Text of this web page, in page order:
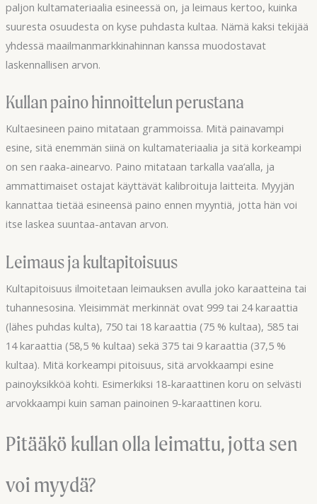
paljon kultamateriaalia esineessä on, ja leimaus kertoo, kuinka
suuresta osuudesta on kyse puhdasta kultaa. Nämä kaksi tekijää
yhdessä maailmanmarkkinahinnan kanssa muodostavat
laskennallisen arvon.
Kullan paino hinnoittelun perustana
Kultaesineen paino mitataan grammoissa. Mitä painavampi
esine, sitä enemmän siinä on kultamateriaalia ja sitä korkeampi
on sen raaka-ainearvo. Paino mitataan tarkalla vaa’alla, ja
ammattimaiset ostajat käyttävät kalibroituja laitteita. Myyjän
kannattaa tietää esineensä paino ennen myyntiä, jotta hän voi
itse laskea suuntaa-antavan arvon.
Leimaus ja kultapitoisuus
Kultapitoisuus ilmoitetaan leimauksen avulla joko karaatteina tai
tuhannesosina. Yleisimmät merkinnät ovat 999 tai 24 karaattia
(lähes puhdas kulta), 750 tai 18 karaattia (75 % kultaa), 585 tai
14 karaattia (58,5 % kultaa) sekä 375 tai 9 karaattia (37,5 %
kultaa). Mitä korkeampi pitoisuus, sitä arvokkaampi esine
painoyksikköä kohti. Esimerkiksi 18-karaattinen koru on selvästi
arvokkaampi kuin saman painoinen 9-karaattinen koru.
Pitääkö kullan olla leimattu, jotta sen
voi myydä?